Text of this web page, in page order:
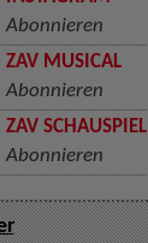
Abonnieren
ZAV MUSICAL
Abonnieren
ZAV SCHAUSPIEL
Abonnieren